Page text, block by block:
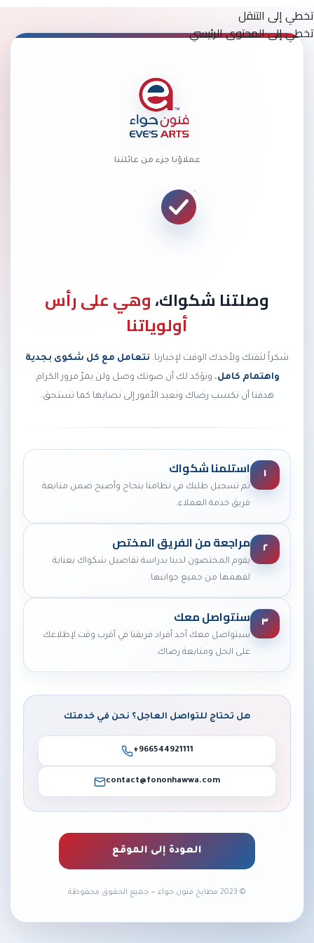
تخطي إلى التنقل
تخطي إلى المحتوى الرئيسي
عملاؤنا جزء من عائلتنا
وصلتنا شكواك،وهي على رأس
أولوياتنا
شكراً لثقتك ولأخذك الوقت لإخبارنا. نتعامل مع كل شكوى بجدية
واهتمام كامل، ونؤكد لك أن صوتك وصل ولن يمرّ مرور الكرام.
هدفنا أن نكسب رضاك ونعيد الأمور إلى نصابها كما تستحق.
١ استلمنا شكواك
تم تسجيل طلبك في نظامنا بنجاح وأصبح ضمن متابعة
فريق خدمة العملاء.
٢ مراجعة من الفريق المختص
يقوم المختصون لدينا بدراسة تفاصيل شكواك بعناية
لفهمها من جميع جوانبها.
٣ سنتواصل معك
سيتواصل معك أحد أفراد فريقنا في أقرب وقت لإطلاعك
على الحل ومتابعة رضاك.
هل تحتاج للتواصل العاجل؟ نحن في خدمتك
+966544921111
contact@fononhawwa.com
العودة إلى الموقع
© 2023 مطابخ فنون حواء — جميع الحقوق محفوظة